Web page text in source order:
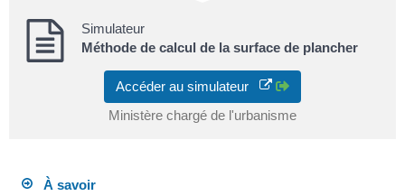
Simulateur
Méthode de calcul de la surface de plancher
Accéder au simulateur
Ministère chargé de l'urbanisme
À savoir